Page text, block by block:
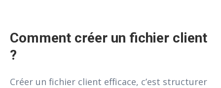
Comment créer un fichier client
?
Créer un fichier client efficace, c’est structurer